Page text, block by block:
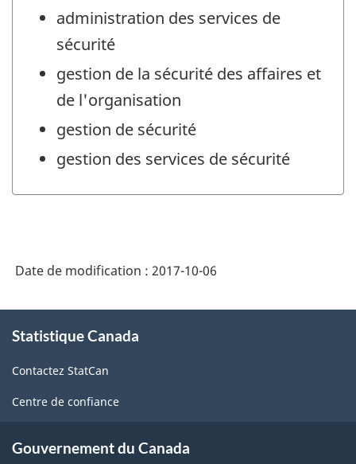
administration des services de
sécurité
gestion de la sécurité des affaires et
de l'organisation
gestion de sécurité
gestion des services de sécurité
Date de modification : 2017-10-06
propos
ce
site
Statistique Canada
Contactez StatCan
Centre de confiance
Gouvernement du Canada